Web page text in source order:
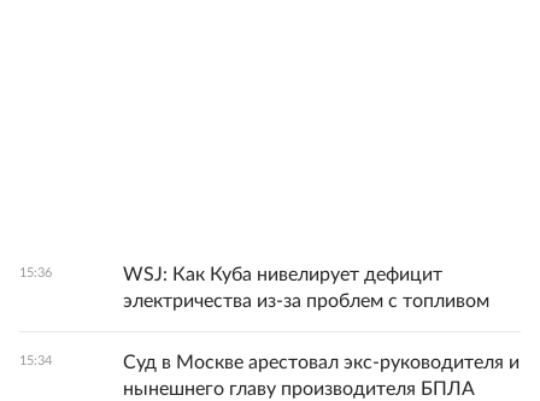
15:36
WSJ: Как Куба нивелирует дефицит
электричества из-за проблем с топливом
15:34
Суд в Москве арестовал экс-руководителя и
нынешнего главу производителя БПЛА